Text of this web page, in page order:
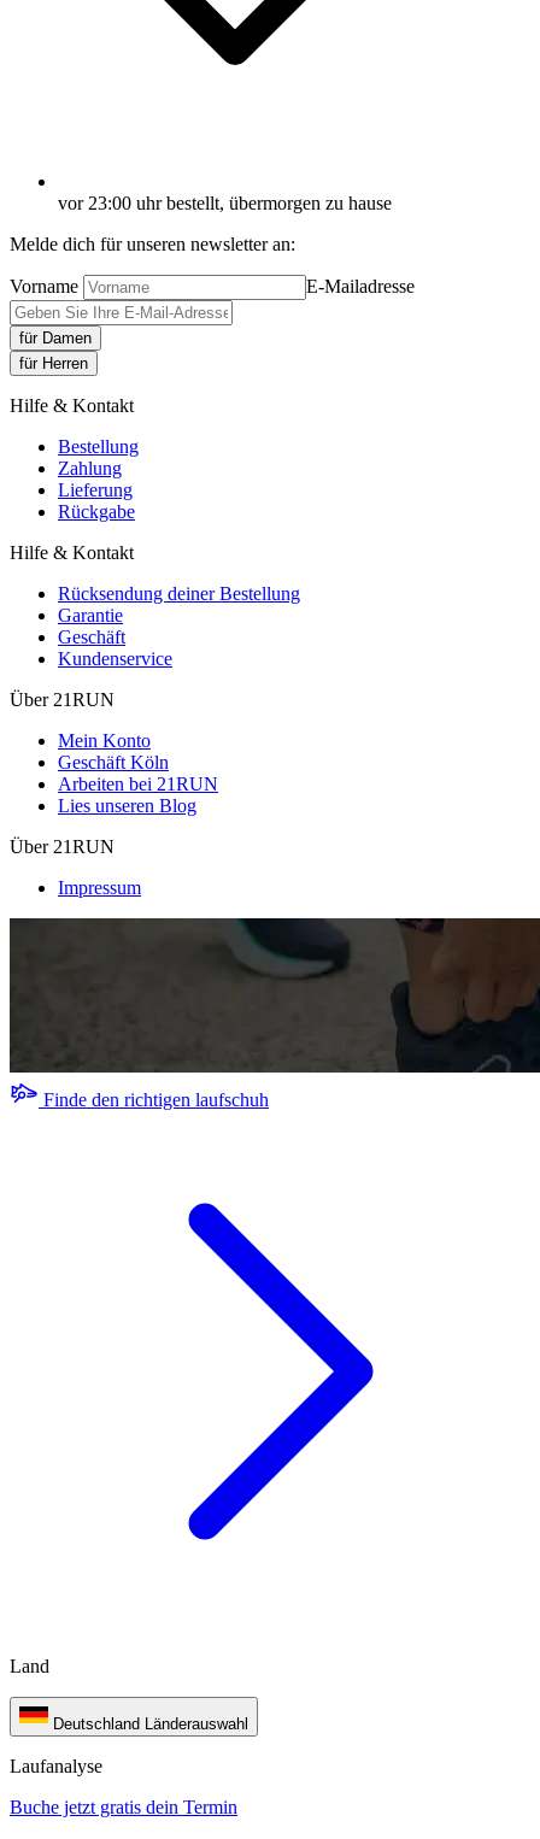
vor 23:00 uhr bestellt, übermorgen zu hause
Melde dich für unseren newsletter an:
Vorname E-Mailadresse
für Damen
für Herren
Hilfe & Kontakt
Bestellung
Zahlung
Lieferung
Rückgabe
Hilfe & Kontakt
Rücksendung deiner Bestellung
Garantie
Geschäft
Kundenservice
Über 21RUN
Mein Konto
Geschäft Köln
Arbeiten bei 21RUN
Lies unseren Blog
Über 21RUN
Impressum
Finde den richtigen laufschuh
Land
Deutschland Länderauswahl
Laufanalyse
Buche jetzt gratis dein Termin